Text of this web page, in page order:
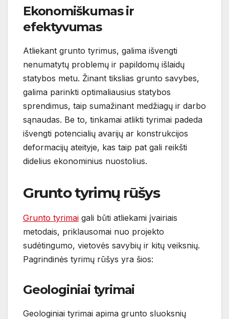
Ekonomiškumas ir
efektyvumas
Atliekant grunto tyrimus, galima išvengti
nenumatytų problemų ir papildomų išlaidų
statybos metu. Žinant tikslias grunto savybes,
galima parinkti optimaliausius statybos
sprendimus, taip sumažinant medžiagų ir darbo
sąnaudas. Be to, tinkamai atlikti tyrimai padeda
išvengti potencialių avarijų ar konstrukcijos
deformacijų ateityje, kas taip pat gali reikšti
didelius ekonominius nuostolius.
Grunto tyrimų rūšys
Grunto tyrimai gali būti atliekami įvairiais
metodais, priklausomai nuo projekto
sudėtingumo, vietovės savybių ir kitų veiksnių.
Pagrindinės tyrimų rūšys yra šios:
Geologiniai tyrimai
Geologiniai tyrimai apima grunto sluoksnių